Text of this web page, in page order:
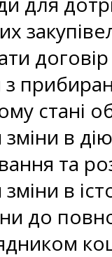
з
стані
зміни в
та
зміни в
до